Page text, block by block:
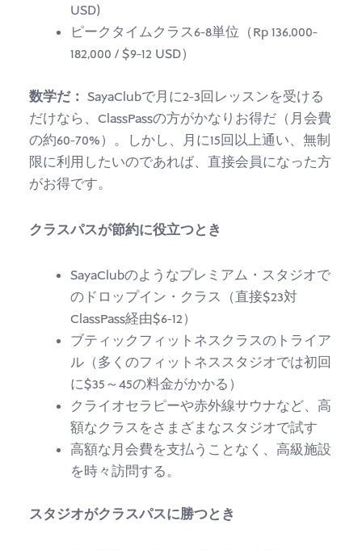
USD)
ピークタイムクラス6-8単位（Rp 136,000-
182,000 / $9-12 USD）
数学だ： SayaClubで月に2-3回レッスンを受ける
だけなら、ClassPassの方がかなりお得だ（月会費
の約60-70%）。しかし、月に15回以上通い、無制
限に利用したいのであれば、直接会員になった方
がお得です。
クラスパスが節約に役立つとき
SayaClubのようなプレミアム・スタジオで
のドロップイン・クラス（直接$23対
ClassPass経由$6-12）
ブティックフィットネスクラスのトライア
ル（多くのフィットネススタジオでは初回
に$35～45の料金がかかる）
クライオセラピーや赤外線サウナなど、高
額なクラスをさまざまなスタジオで試す
高額な月会費を支払うことなく、高級施設
を時々訪問する。
スタジオがクラスパスに勝つとき